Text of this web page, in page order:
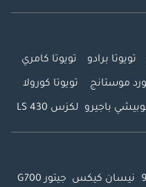
تويوتا برادو تويوتا كامري
موستانج تويوتا كورولا
باجيرو لكزس LS 430
نيسان كيكس جيتور G700